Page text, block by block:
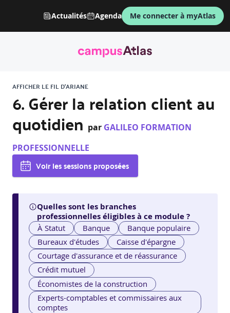
Actualités Agenda Me connecter à myAtlas
AFFICHER LE FIL D'ARIANE
6. Gérer la relation client au
quotidien par GALILEO FORMATION
PROFESSIONNELLE
Voir les sessions proposées
Quelles sont les branches
professionnelles éligibles à ce module ?
À Statut Banque
Banque populaire
Bureaux d'études
Caisse d'épargne
Courtage d'assurance et de réassurance
Crédit mutuel
Économistes de la construction
Experts-comptables et commissaires aux
comptes